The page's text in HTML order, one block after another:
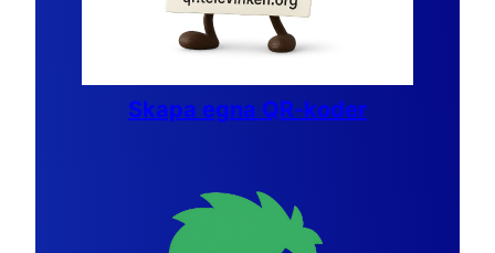
Skapa egna QR-koder